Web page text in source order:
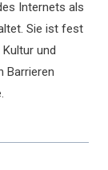
Internets als
Sie ist fest
und
Barrieren